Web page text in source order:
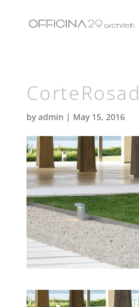
by admin | May 15, 2016